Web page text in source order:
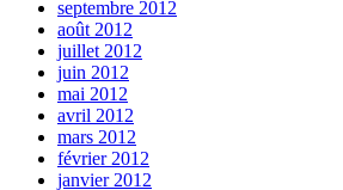
septembre 2012
août 2012
juillet 2012
juin 2012
mai 2012
avril 2012
mars 2012
février 2012
janvier 2012